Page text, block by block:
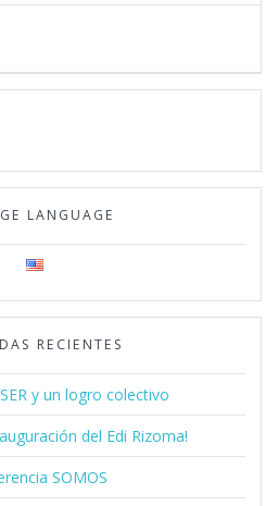
LANGUAGE
RECIENTES
y un logro colectivo
del Edi Rizoma!
SOMOS